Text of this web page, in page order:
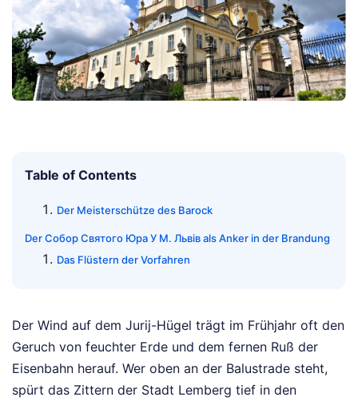
Table of Contents
Der Meisterschütze des Barock
Der Собор Святого Юра У М. Львів als Anker in der Brandung
Das Flüstern der Vorfahren
Der Wind auf dem Jurij-Hügel trägt im Frühjahr oft den
Geruch von feuchter Erde und dem fernen Ruß der
Eisenbahn herauf. Wer oben an der Balustrade steht,
spürt das Zittern der Stadt Lemberg tief in den